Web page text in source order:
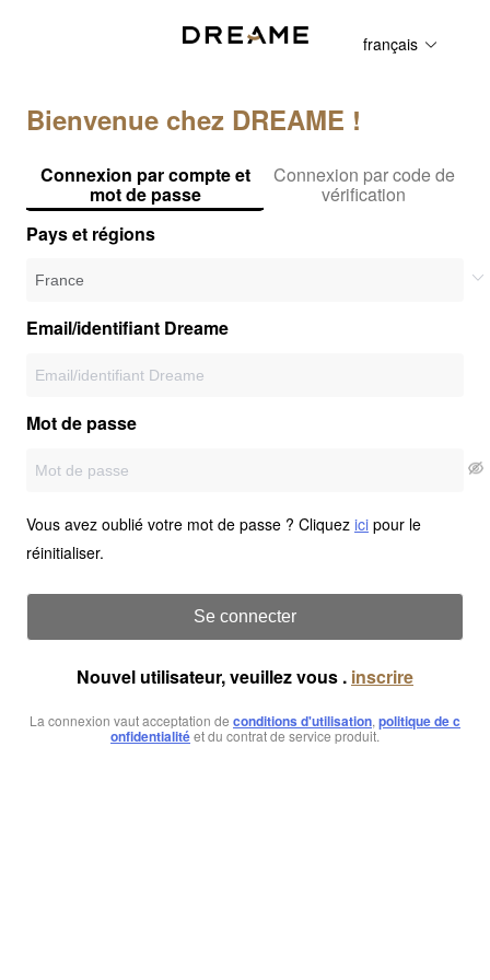
français
Bienvenue chez DREAME !
Connexion par compte et
mot de passe
Connexion par code de
vérification
Pays et régions
Email/identifiant Dreame
Mot de passe
Vous avez oublié votre mot de passe ? Cliquez ici pour le
réinitialiser.
Se connecter
Nouvel utilisateur, veuillez vous . inscrire
La connexion vaut acceptation de conditions d'utilisation, politique de c
onfidentialitéet du contrat de service produit.